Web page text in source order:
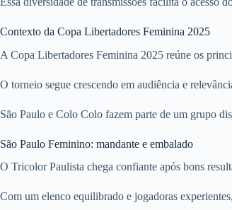
Contexto da Copa Libertadores Feminina 2025
A Copa Libertadores Feminina 2025 reúne os
O torneio segue crescendo em audiência e
São Paulo e Colo Colo fazem parte de um grupo
São Paulo Feminino: mandante e embalado
O Tricolor Paulista chega confiante após bons
Com um elenco equilibrado e jogadoras